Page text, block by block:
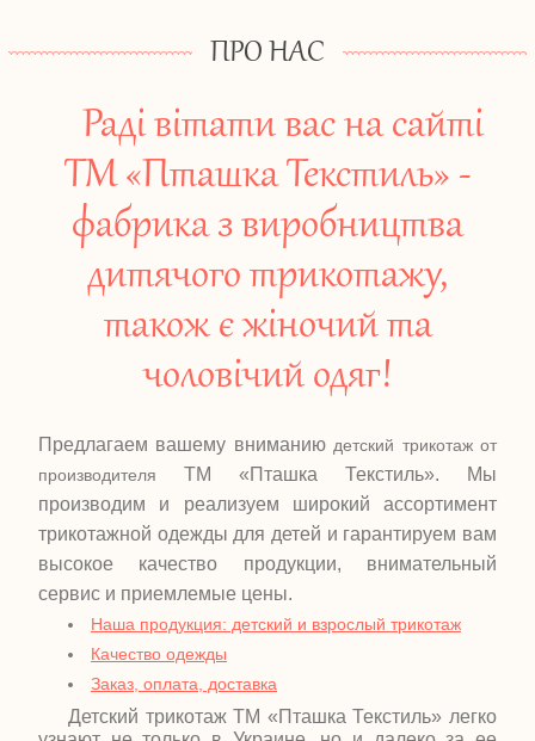
ПРО НАС
Раді вітати вас на сайті
ТМ «Пташка Текстиль» -
фабрика з виробництва
дитячого трикотажу,
також є жіночий та
чоловічий одяг!
Предлагаем вашему вниманию детский трикотаж от
производителя ТМ «Пташка Текстиль». Мы
производим и реализуем широкий ассортимент
трикотажной одежды для детей и гарантируем вам
высокое качество продукции, внимательный
сервис и приемлемые цены.
Наша продукция: детский и взрослый трикотаж
Качество одежды
Заказ, оплата, доставка
Детский трикотаж ТМ «Пташка Текстиль» легко